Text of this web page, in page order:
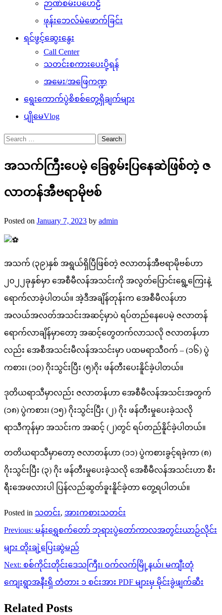
ဉာဏ်စမ်းပဟေဠိ
ဖုန်းဘေလ်မဲဖောက်ခြင်း
ရင်ဖွင့်ဆွေးနွေး
Call Center
သတင်းစကားပေးပို့ရန်
အမေး/အဖြေကဏ္ဍ
ရွေးကောက်ပွဲစိစစ်တွေ့ရှိချက်များ
ပျိုမေVlog
Search
for:
အသက်ကြီးပေမဲ့ ခြေစွမ်းပြနေဆဲဖြစ်တဲ့ ဇ
လာတန်အီဗရာမိုဗစ်
Posted on January 7, 2023 by admin
အသက် (၃၉)နှစ် အရွယ်ရှိပြီဖြစ်တဲ့ ဇလာတန်အီဗရာမိုဗစ်ဟာ
၂၀၂၂ခုနှစ်မှာ အေစီမီလန်အသင်းကို အလွတ်ပြောင်းရွေ့ကြေးနဲ့ ​
ရောက်လာခဲ့ပါတယ်။ အဲ့ဒီအချိန်တုန်းက အေစီမီလန်ဟာ
အလယ်အလတ်အသင်းအဆင့်မှာပဲ ရပ်တည်နေပေမဲ့ ဇလာတန်
ရောက်လာချိန်မှာတော့ ​အဆင့်တွေတက်လာသလို ဇလာတန်ဟာ
လည်း အေစီအသင်းမီလန်အသင်းမှာ ပထမရာသီဝက် – (၁၆) ပွဲ
ကစား၊ (၁၀) ဂိုးသွင်းပြီး (၅)ဂိုး ဖန်တီးပေးနိူင်ခဲ့ပါတယ်။
ဒုတိယရာသီမှာလည်း ဇလာတန်ဟာ အေစီမီလန်အသင်းအတွက်
(၁၈) ပွဲကစား၊ (၁၅) ဂိုးသွင်းပြီး (၂) ဂိုး ဖန်တီးမှုပေးခဲ့သလို
ရာသီကုန်မှာ အသင်းက အဆင့် (၂)တွင် ရပ်တည်နိူင်ခဲ့ပါတယ်။
တတိယရာသီမှာတော့ ဇလာတန်ဟာ (၁၁) ပွဲကစားခွင့်ရခဲ့ကာ (၈)
ဂိုးသွင်းပြီး (၃) ဂိုး ဖန်တီးမှုပေးခဲ့သလို အေစီမီလန်အသင်းဟာ စီး
ရီးအေဖလားပါ ပြန်လည်ဆွတ်ခူးနိူင်ခဲ့တာ တွေ့ရပါတယ်။
Posted in သတင်း, အားကစားသတင်း
Post
navigation
Previous: မန်းရွှေစက်တော် ဘုရားပွဲတော်ကာလအတွင်းယာဉ်လိုင်း
များ တိုးချဲ့ပြေးဆွဲမည်
Next: စစ်ကိုင်းတိုင်းဒေသကြီး၊ ဝက်လက်မြို့နယ်၊ မကျီးတုံ
ကျေးရွာအနီးရှိ တံတား ၁ စင်းအား PDF များမှ မိုင်းခွဲဖျက်ဆီး
Related Posts